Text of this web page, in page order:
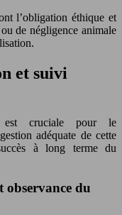
l’obligation éthique et
de négligence animale
et suivi
est cruciale pour le
adéquate de cette
à long terme du
observance du